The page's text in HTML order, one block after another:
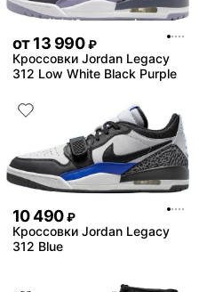
от13 990 ₽
Кроссовки Jordan Legacy
312 Low White Black Purple
10 490 ₽
Кроссовки Jordan Legacy
312 Blue